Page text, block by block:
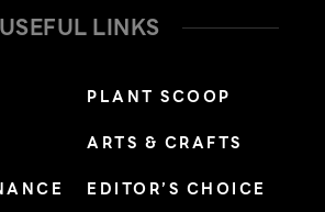
เฉพาะแบรนด์ที่ก่อตั้งหรือร่วมพัฒนาโดย
ร็จของ T-Beauty ไม่เพียงสะท้อน
บการไทย แต่ยังตอกย้ำพลังของ Soft
USEFUL LINKS
PLANT SCOOP
ARTS & CRAFTS
EDITOR’S CHOICE